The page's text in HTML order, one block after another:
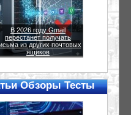
В 2026 году Gmail
перестанет получать
из других почтовых
ящиков
Обзоры Тесты